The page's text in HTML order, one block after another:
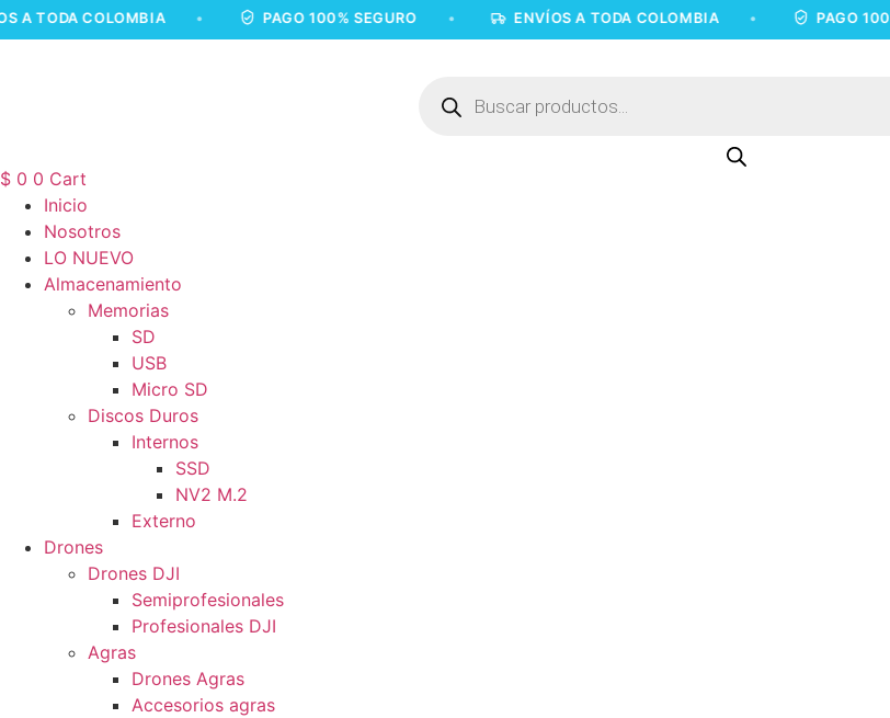
Ir
al
COLOMBIA • PAGO 100% SEGURO • ENVÍOS A TODA COLOMBIA • PAGO 100%
productos
$ 0 0 Cart
Inicio
Nosotros
LO NUEVO
Almacenamiento
Memorias
SD
USB
Micro SD
Discos Duros
Internos
SSD
NV2 M.2
Externo
Drones
Drones DJI
Semiprofesionales
Profesionales DJI
Agras
Drones Agras
Accesorios agras